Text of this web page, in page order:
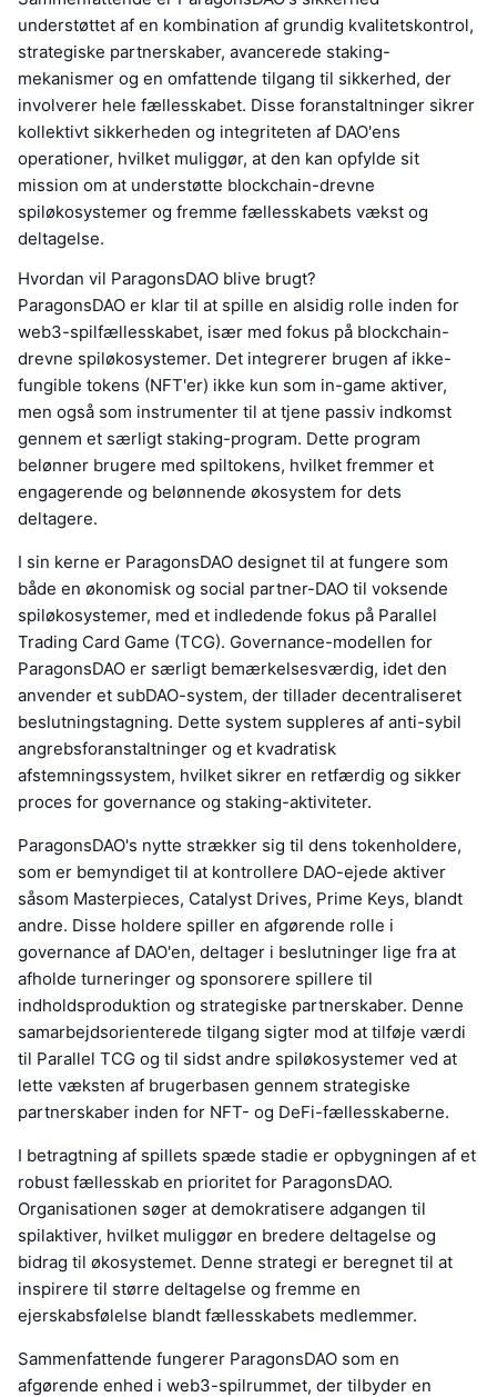
understøttet af en kombination af grundig kvalitetskontrol,
strategiske partnerskaber, avancerede staking-
mekanismer og en omfattende tilgang til sikkerhed, der
involverer hele fællesskabet. Disse foranstaltninger sikrer
kollektivt sikkerheden og integriteten af DAO'ens
operationer, hvilket muliggør, at den kan opfylde sit
mission om at understøtte blockchain-drevne
spiløkosystemer og fremme fællesskabets vækst og
deltagelse.
Hvordan vil ParagonsDAO blive brugt?
ParagonsDAO er klar til at spille en alsidig rolle inden for
web3-spilfællesskabet, især med fokus på blockchain-
drevne spiløkosystemer. Det integrerer brugen af ikke-
fungible tokens (NFT'er) ikke kun som in-game aktiver,
men også som instrumenter til at tjene passiv indkomst
gennem et særligt staking-program. Dette program
belønner brugere med spiltokens, hvilket fremmer et
engagerende og belønnende økosystem for dets
deltagere.
I sin kerne er ParagonsDAO designet til at fungere som
både en økonomisk og social partner-DAO til voksende
spiløkosystemer, med et indledende fokus på Parallel
Trading Card Game (TCG). Governance-modellen for
ParagonsDAO er særligt bemærkelsesværdig, idet den
anvender et subDAO-system, der tillader decentraliseret
beslutningstagning. Dette system suppleres af anti-sybil
angrebsforanstaltninger og et kvadratisk
afstemningssystem, hvilket sikrer en retfærdig og sikker
proces for governance og staking-aktiviteter.
ParagonsDAO's nytte strækker sig til dens tokenholdere,
som er bemyndiget til at kontrollere DAO-ejede aktiver
såsom Masterpieces, Catalyst Drives, Prime Keys, blandt
andre. Disse holdere spiller en afgørende rolle i
governance af DAO'en, deltager i beslutninger lige fra at
afholde turneringer og sponsorere spillere til
indholdsproduktion og strategiske partnerskaber. Denne
samarbejdsorienterede tilgang sigter mod at tilføje værdi
til Parallel TCG og til sidst andre spiløkosystemer ved at
lette væksten af brugerbasen gennem strategiske
partnerskaber inden for NFT- og DeFi-fællesskaberne.
I betragtning af spillets spæde stadie er opbygningen af et
robust fællesskab en prioritet for ParagonsDAO.
Organisationen søger at demokratisere adgangen til
spilaktiver, hvilket muliggør en bredere deltagelse og
bidrag til økosystemet. Denne strategi er beregnet til at
inspirere til større deltagelse og fremme en
ejerskabsfølelse blandt fællesskabets medlemmer.
Sammenfattende fungerer ParagonsDAO som en
afgørende enhed i web3-spilrummet, der tilbyder en